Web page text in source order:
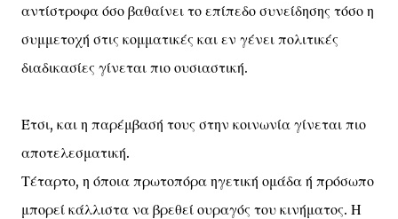
αντίστροφα όσο βαθαίνει το επίπεδο συνείδησης τόσο η
συμμετοχή στις κομματικές και εν γένει πολιτικές
διαδικασίες γίνεται πιο ουσιαστική.
Έτσι, και η παρέμβασή τους στην κοινωνία γίνεται πιο
αποτελεσματική.
Τέταρτο, η όποια πρωτοπόρα ηγετική ομάδα ή πρόσωπο
μπορεί κάλλιστα να βρεθεί ουραγός του κινήματος. Η